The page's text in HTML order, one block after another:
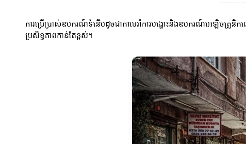
ការប្រើប្រាស់ឧបករណ៍ទំនើបដូចជាកាមេរ៉ាការបង្ហោះនិងឧបករណ៍អេឡិចត្រូនិកផ្
ប្រសិទ្ធភាពកាន់តែខ្ពស់។